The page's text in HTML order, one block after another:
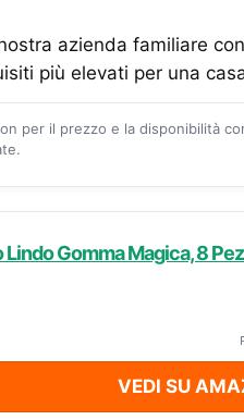
azienda familiare
più elevati per una
per il prezzo e la disponibilità
Lindo Gomma Magica, 8
VEDI SU